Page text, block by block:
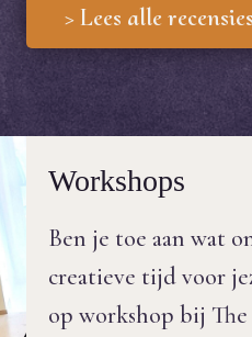
> Lees alle recensies
Workshops
Ben je toe aan wat
creatieve tijd voor
op workshop bij